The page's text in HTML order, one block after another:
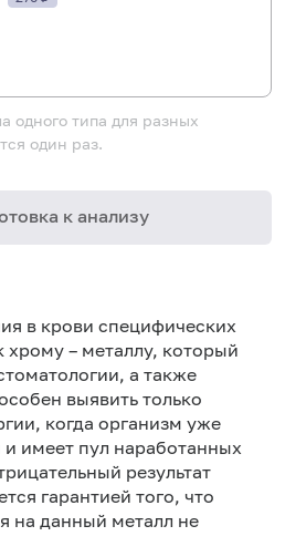
одного типа для разных
один раз.
к анализу
в крови специфических
– металлу, который
а также
выявить только
когда организм уже
имеет пул наработанных
результат
гарантией того, что
на данный металл не